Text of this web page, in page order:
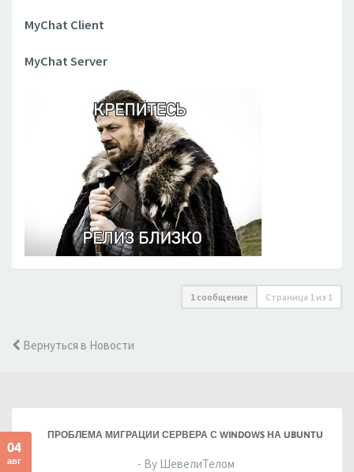
MyChat Client
MyChat Server
1 сообщение Страница 1 из 1
Вернуться в Новости
04
авг
ПРОБЛЕМА МИГРАЦИИ СЕРВЕРА С WINDOWS НА UBUNTU
- By ШевелиТелом